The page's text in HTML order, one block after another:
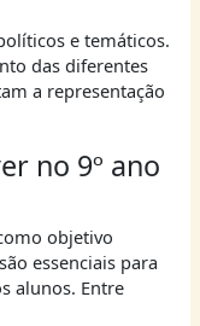
e temáticos.
das diferentes
a representação
no 9º ano
objetivo
essenciais para
alunos. Entre